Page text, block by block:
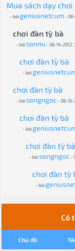
Mua sách dạy chơi
- bởi geniusnetcum- 08-
chơi đàn tỳ bà
- bởisonnu - 08-16-2012,
chơi đàn tỳ bà
- bởi
chơi đàn tỳ bà
- bởisongngoc- 08-16-
chơi đàn tỳ bà
- bởi
chơi đàn tỳ bà
- bởisongngoc-
chơi đàn tỳ
- bởi
Có
Chủ đề: